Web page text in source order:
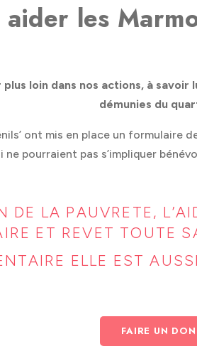
les
loin dans nos actions, à
démunies du
ont mis en place un
pourraient pas s’impliquer
DE LA PAUVRETE,
ET REVET TOUTE
ELLE EST
FAIRE UN DON